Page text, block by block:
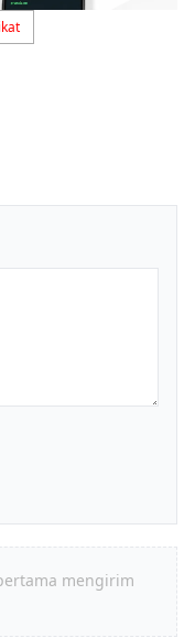
mengirim